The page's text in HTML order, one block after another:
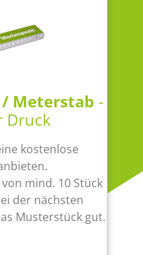
Meterstab -
Druck
kostenlose
mind. 10 Stück
der nächsten
Musterstück gut.